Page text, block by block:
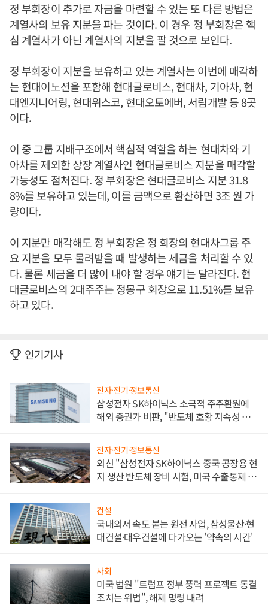
정 부회장이 추가로 자금을 마련할 수 있는 또 다른 방법은
계열사의 보유 지분을 파는 것이다. 이 경우 정 부회장은 핵
심 계열사가 아닌 계열사의 지분을 팔 것으로 보인다.
정 부회장이 지분을 보유하고 있는 계열사는 이번에 매각하
는 현대이노션을 포함해 현대글로비스, 현대차, 기아차, 현
대엔지니어링, 현대위스코, 현대오토에버, 서림개발 등 8곳
이다.
이 중 그룹 지배구조에서 핵심적 역할을 하는 현대차와 기
아차를 제외한 상장 계열사인 현대글로비스 지분을 매각할
가능성도 점쳐진다. 정 부회장은 현대글로비스 지분 31.8
8%를 보유하고 있는데, 이를 금액으로 환산하면 3조 원 가
량이다.
이 지분만 매각해도 정 부회장은 정 회장의 현대차그룹 주
요 지분을 모두 물려받을 때 발생하는 세금을 처리할 수 있
다. 물론 세금을 더 많이 내야 할 경우 얘기는 달라진다. 현
대글로비스의 2대주주는 정몽구 회장으로 11.51%를 보유
하고 있다.
인기기사
전자·전기·정보통신
삼성전자 SK하이닉스 소극적 주주환원에
해외 증권가 비판, "반도체 호황 지속성 의
전자·전기·정보통신
외신 "삼성전자 SK하이닉스 중국 공장용 현
지 생산 반도체 장비 시험, 미국 수출통제 대
건설
국내외서 속도 붙는 원전 사업, 삼성물산·현
대건설·대우건설에 다가오는 '약속의 시간'
사회
미국 법원 "트럼프 정부 풍력 프로젝트 동결
조치는 위법", 해제 명령 내려